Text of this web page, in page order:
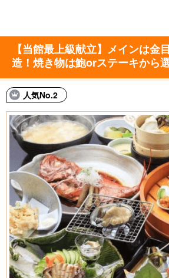
【当館最上級献立】メインは金
造！焼き物は鮑orステーキから
人気No.2